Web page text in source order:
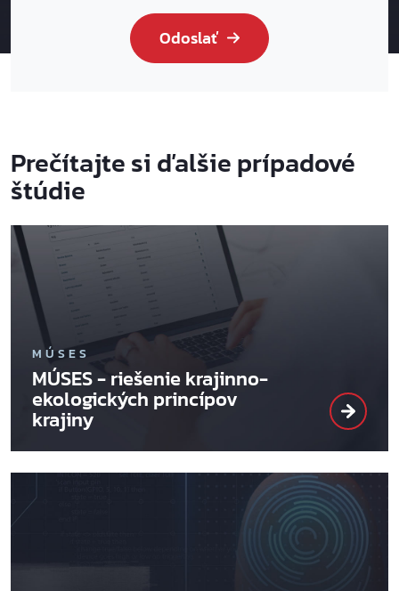
Odoslať
Prečítajte si ďalšie prípadové
štúdie
MÚSES
MÚSES - riešenie krajinno-
ekologických princípov
krajiny